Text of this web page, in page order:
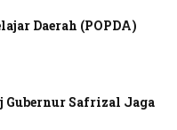
Daerah (POPDA)
Safrizal Jaga